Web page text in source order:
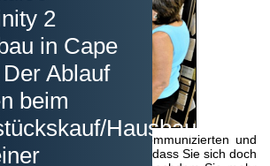
2
in Cape
Ablauf
beim
Hausbau
Trotz der klar kommunizierten und
Materialien kann es sein, dass Sie sich doch